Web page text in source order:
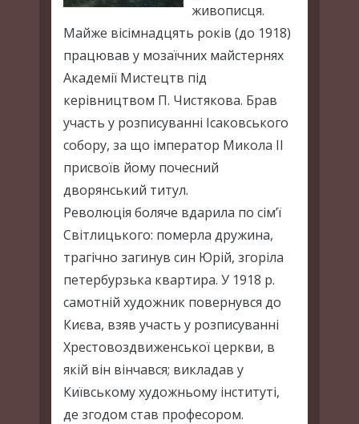
живописця.
Майже вісімнадцять років (до 1918)
працював у мозаїчних майстернях
Академії Мистецтв під
керівництвом П. Чистякова. Брав
участь у розписуванні Ісаковського
собору, за що імператор Микола ІІ
присвоїв йому почесний
дворянський титул.
Революція боляче вдарила по сім’ї
Світлицького: померла дружина,
трагічно загинув син Юрій, згоріла
петербурзька квартира. У 1918 р.
самотній художник повернувся до
Києва, взяв участь у розписуванні
Хрестовоздвиженської церкви, в
якій він вінчався; викладав у
Київському художньому інституті,
де згодом став професором.